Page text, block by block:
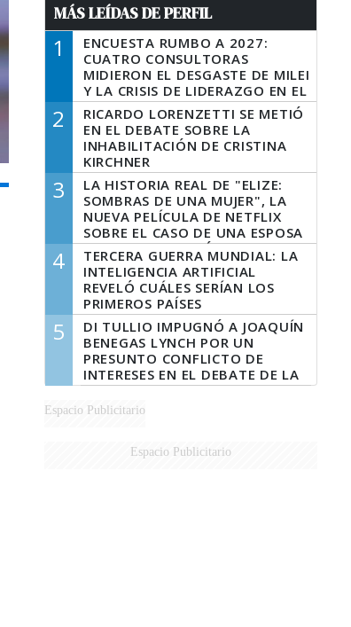
MÁS LEÍDAS DE PERFIL
1
ENCUESTA RUMBO A 2027:
CUATRO CONSULTORAS
MIDIERON EL DESGASTE DE MILEI
Y LA CRISIS DE LIDERAZGO EN EL
PERONISMO
2
RICARDO LORENZETTI SE METIÓ
EN EL DEBATE SOBRE LA
INHABILITACIÓN DE CRISTINA
KIRCHNER
3
LA HISTORIA REAL DE "ELIZE:
SOMBRAS DE UNA MUJER", LA
NUEVA PELÍCULA DE NETFLIX
SOBRE EL CASO DE UNA ESPOSA
QUE DESCUARTIZÓ A SU
MARIDO
4
TERCERA GUERRA MUNDIAL: LA
INTELIGENCIA ARTIFICIAL
REVELÓ CUÁLES SERÍAN LOS
PRIMEROS PAÍSES
LATINOAMERICANOS EN SER
DERROTADOS
5
DI TULLIO IMPUGNÓ A JOAQUÍN
BENEGAS LYNCH POR UN
PRESUNTO CONFLICTO DE
INTERESES EN EL DEBATE DE LA
LEY DE TIERRAS
Espacio Publicitario
Espacio Publicitario